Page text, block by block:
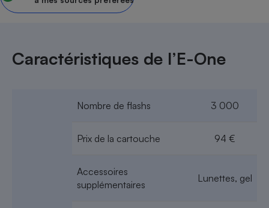
Caractéristiques de l’E-One
Nombre de flashs 3 000
Prix de la cartouche 94 €
Accessoires
supplémentaires
Lunettes, gel
induction